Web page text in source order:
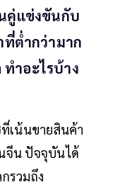
คู่แข่งขันกับ
ที่ต่ำกว่ามาก
ำอะไรบ้าง
เน้นขายสินค้า
จีน ปัจจุบันได้
รวมถึง